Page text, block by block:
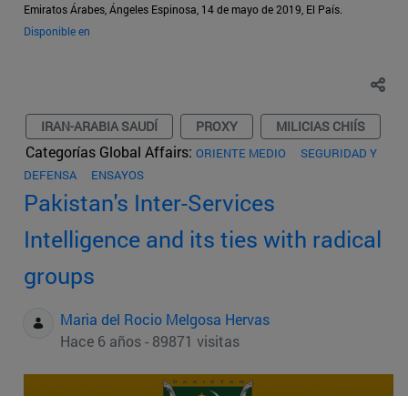
Emiratos Árabes, Ángeles Espinosa, 14 de mayo de 2019, El País.
Disponible en
IRAN-ARABIA SAUDÍ PROXY MILICIAS CHIÍS
Categorías Global Affairs: ORIENTE MEDIO
SEGURIDAD Y
DEFENSA
ENSAYOS
Pakistan's Inter-Services
Intelligence and its ties with radical
groups
Maria del Rocio Melgosa Hervas
Hace 6 años - 89871 visitas